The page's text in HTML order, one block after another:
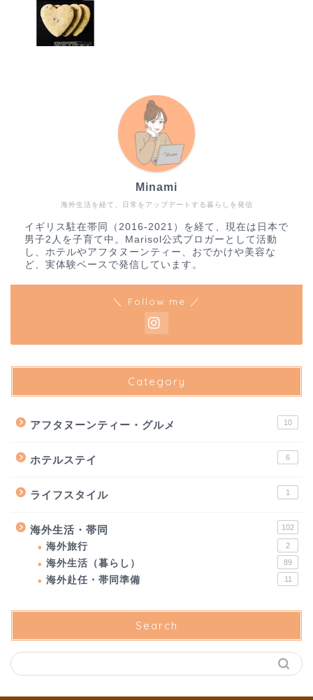
海外生活を経て、日常をアップデートする暮らしを発信
Minami
イギリス駐在帯同（2016-2021）を経て、現在は日本で
男子2人を子育て中。Marisol公式ブロガーとして活動
し、ホテルやアフタヌーンティー、おでかけや美容な
ど、実体験ベースで発信しています。
＼ Follow me ／
Category
アフタヌーンティー・グルメ 10
ホテルステイ 6
ライフスタイル 1
海外生活・帯同 102
海外旅行 2
海外生活（暮らし） 89
海外赴任・帯同準備 11
Search